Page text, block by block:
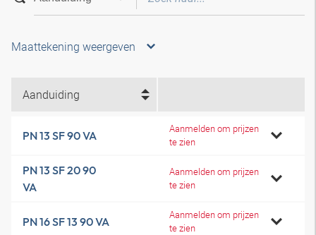
Maattekening weergeven
Aanduiding
PN 13 SF 90 VA
Aanmelden om prijzen
te zien
PN 13 SF 20 90
VA
Aanmelden om prijzen
te zien
PN 16 SF 13 90 VA
Aanmelden om prijzen
te zien